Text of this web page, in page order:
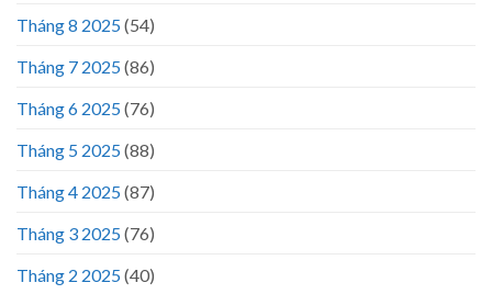
Tháng 8 2025(54)
Tháng 7 2025(86)
Tháng 6 2025(76)
Tháng 5 2025(88)
Tháng 4 2025(87)
Tháng 3 2025(76)
Tháng 2 2025(40)